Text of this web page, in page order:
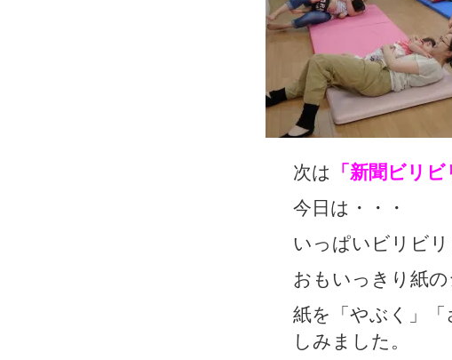
次は 「新聞ビリビ
今日は・・・
いっぱいビリビ
おもいっきり紙
紙を「やぶく」
しみました。